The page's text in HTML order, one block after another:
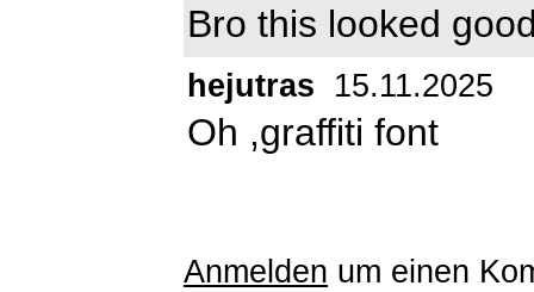
Bro this looked
hejutras 15.11.2025
Oh ,graffiti font
Anmelden um einen